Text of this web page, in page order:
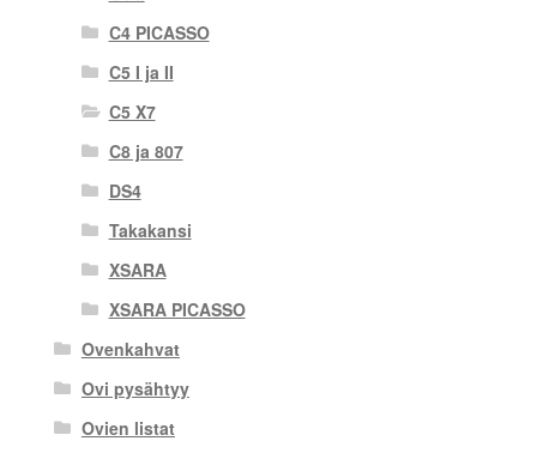
C4 PICASSO
C5 I ja II
C5 X7
C8 ja 807
DS4
Takakansi
XSARA
XSARA PICASSO
Ovenkahvat
Ovi pysähtyy
Ovien listat